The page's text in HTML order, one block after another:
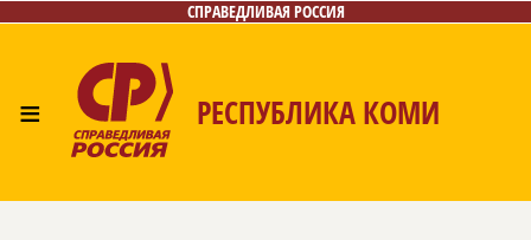
СПРАВЕДЛИВАЯ РОССИЯ
≡ РЕСПУБЛИКА КОМИ